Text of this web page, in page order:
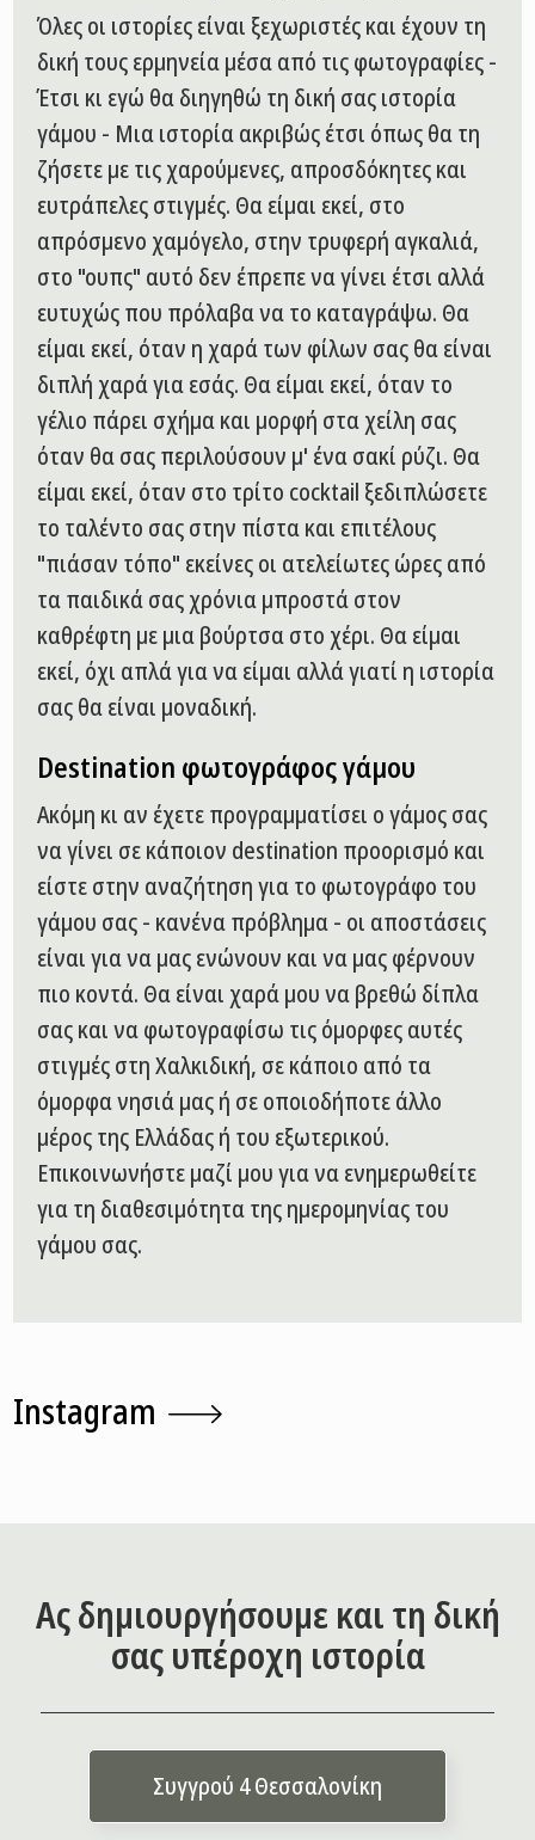
Όλες οι ιστορίες είναι ξεχωριστές και έχουν τη
δική τους ερμηνεία μέσα από τις φωτογραφίες -
Έτσι κι εγώ θα διηγηθώ τη δική σας ιστορία
γάμου - Μια ιστορία ακριβώς έτσι όπως θα τη
ζήσετε με τις χαρούμενες, απροσδόκητες και
ευτράπελες στιγμές. Θα είμαι εκεί, στο
απρόσμενο χαμόγελο, στην τρυφερή αγκαλιά,
στο "ουπς" αυτό δεν έπρεπε να γίνει έτσι αλλά
ευτυχώς που πρόλαβα να το καταγράψω. Θα
είμαι εκεί, όταν η χαρά των φίλων σας θα είναι
διπλή χαρά για εσάς. Θα είμαι εκεί, όταν το
γέλιο πάρει σχήμα και μορφή στα χείλη σας
όταν θα σας περιλούσουν μ' ένα σακί ρύζι. Θα
είμαι εκεί, όταν στο τρίτο cocktail ξεδιπλώσετε
το ταλέντο σας στην πίστα και επιτέλους
"πιάσαν τόπο" εκείνες οι ατελείωτες ώρες από
τα παιδικά σας χρόνια μπροστά στον
καθρέφτη με μια βούρτσα στο χέρι. Θα είμαι
εκεί, όχι απλά για να είμαι αλλά γιατί η ιστορία
σας θα είναι μοναδική.
Destination φωτογράφος γάμου
Ακόμη κι αν έχετε προγραμματίσει ο γάμος σας
να γίνει σε κάποιον destination προορισμό και
είστε στην αναζήτηση για το φωτογράφο του
γάμου σας - κανένα πρόβλημα - οι αποστάσεις
είναι για να μας ενώνουν και να μας φέρνουν
πιο κοντά. Θα είναι χαρά μου να βρεθώ δίπλα
σας και να φωτογραφίσω τις όμορφες αυτές
στιγμές στη Χαλκιδική, σε κάποιο από τα
όμορφα νησιά μας ή σε οποιοδήποτε άλλο
μέρος της Ελλάδας ή του εξωτερικού.
Επικοινωνήστε μαζί μου για να ενημερωθείτε
για τη διαθεσιμότητα της ημερομηνίας του
γάμου σας.
Instagram
Ας δημιουργήσουμε και τη δική
σας υπέροχη ιστορία
Συγγρού 4 Θεσσαλονίκη